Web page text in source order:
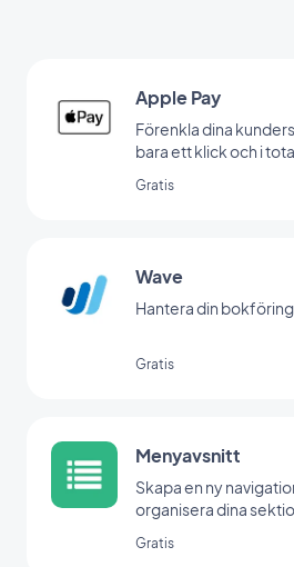
Apple Pay
Förenkla dina
bara ett klick och i
Gratis
Wave
Hantera din
Gratis
Menyavsnitt
Skapa en ny
organisera dina
Gratis